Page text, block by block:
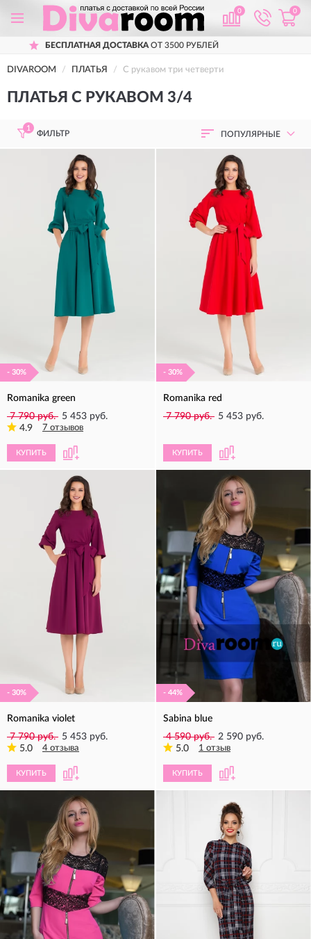
0 0
ПРИМЕРКАПЕРЕД ПОКУПКОЙ
DIVAROOM ПЛАТЬЯ С рукавом три четверти
ПЛАТЬЯ С РУКАВОМ 3/4
1
ФИЛЬТР ПОПУЛЯРНЫЕ
- 30%
Romanika green
7 790 руб. 5 453 руб.
4.9
7 отзывов
КУПИТЬ
- 30%
Romanika red
7 790 руб. 5 453 руб.
КУПИТЬ
- 30%
Romanika violet
7 790 руб. 5 453 руб.
5.0
4 отзыва
КУПИТЬ
- 44%
Sabina blue
4 590 руб. 2 590 руб.
5.0
1 отзыв
КУПИТЬ